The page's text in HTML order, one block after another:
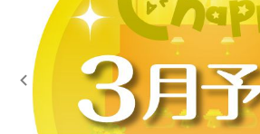
カプセルトイマシン本体
カプセルトイ
販促用空カプセル